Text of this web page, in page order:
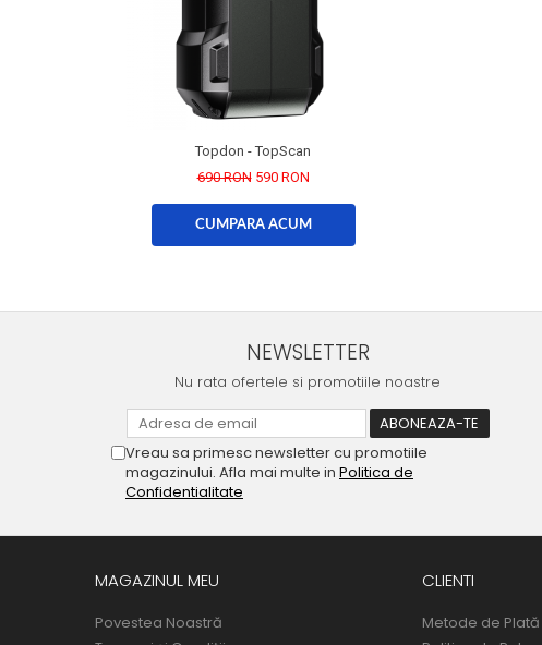
Topdon - TopScan
690 RON 590 RON
CUMPARA ACUM
NEWSLETTER
Nu rata ofertele si promotiile noastre
Vreau sa primesc newsletter cu promotiile
magazinului. Afla mai multe in Politica de
Confidentialitate
MAGAZINUL MEU
Povestea Noastră
CLIENTI
Metode de Plată